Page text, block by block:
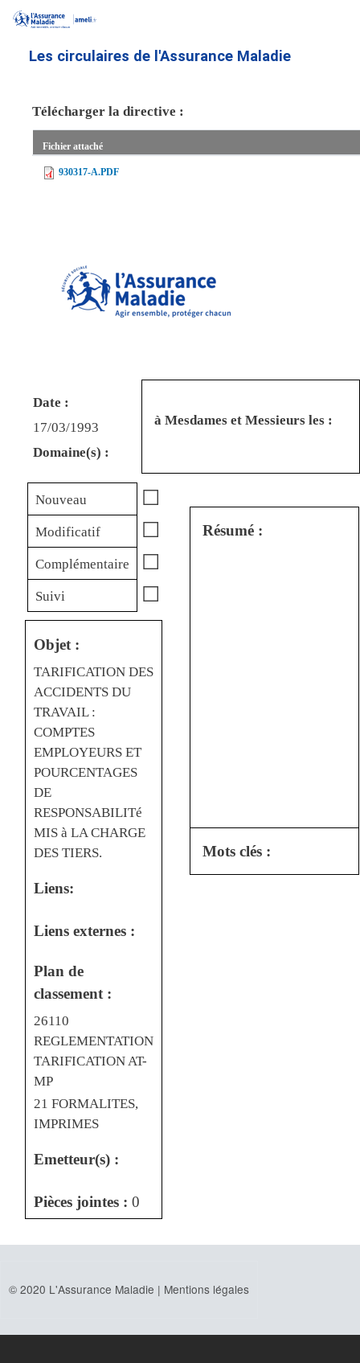
contenu
Les circulaires de l'Assurance Maladie
Télécharger la directive :
Fichier attaché
930317-A.PDF
Date :
17/03/1993
Domaine(s) :
à Mesdames et Messieurs les :
Nouveau ☐
Modificatif ☐
Complémentaire ☐
Suivi ☐
Objet :
TARIFICATION DES
ACCIDENTS DU
TRAVAIL :
COMPTES
EMPLOYEURS ET
POURCENTAGES
DE
RESPONSABILITé
MIS à LA CHARGE
DES TIERS.
Liens:
Liens externes :
Plan de
classement :
26110
REGLEMENTATION
TARIFICATION AT-
MP
21 FORMALITES,
IMPRIMES
Emetteur(s) :
Pièces jointes : 0
Résumé :
Mots clés :
© 2020 L'Assurance Maladie | Mentions légales